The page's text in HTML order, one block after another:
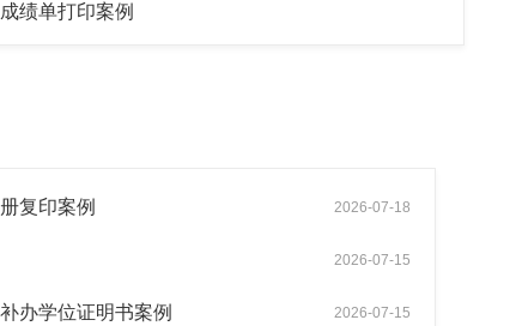
绩单打印案例
2026-07-18
复印案例
2026-07-15
2026-07-15
办学位证明书案例